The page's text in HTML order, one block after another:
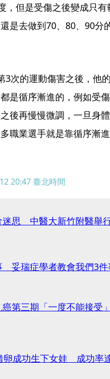
，但是受傷之後變成只
是去做到70、80、90分
3次的運動傷害之後，他
是循序漸進的，例如受
後再慢慢微調，一旦身
職業選手就是靠循序漸
20:47臺北時間
迷思 中醫大新竹附醫舉
妥瑞症學者教會我們3件
癌第三期「一度不能接
卵成功生下女娃 成功率